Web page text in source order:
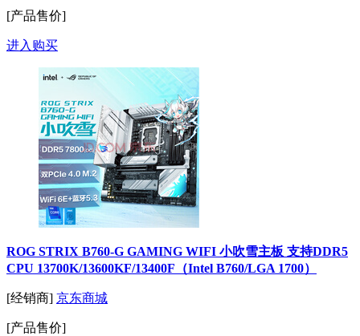
[产品售价]
进入购买
ROG STRIX B760-G GAMING WIFI 小吹雪主板 支持DDR5
CPU 13700K/13600KF/13400F（Intel B760/LGA 1700）
[经销商] 京东商城
[产品售价]